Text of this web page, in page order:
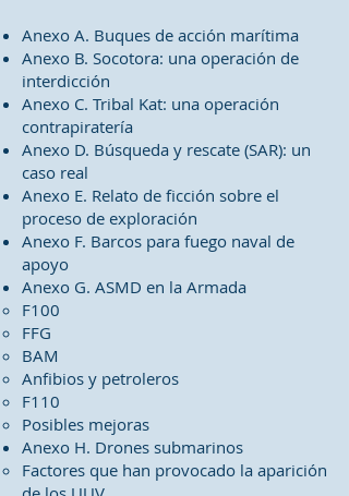
Anexo A. Buques de acción marítima
Anexo B. Socotora: una operación de
interdicción
Anexo C. Tribal Kat: una operación
contrapiratería
Anexo D. Búsqueda y rescate (SAR): un
caso real
Anexo E. Relato de ficción sobre el
proceso de exploración
Anexo F. Barcos para fuego naval de
apoyo
Anexo G. ASMD en la Armada
F100
FFG
BAM
Anfibios y petroleros
F110
Posibles mejoras
Anexo H. Drones submarinos
Factores que han provocado la aparición